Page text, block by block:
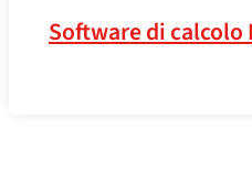
Software di calcolo